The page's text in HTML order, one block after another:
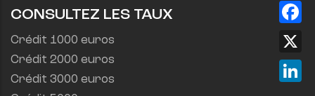
X
CONSULTEZ LES TAUX
Crédit 1000 euros
Crédit 2000 euros
Crédit 3000 euros